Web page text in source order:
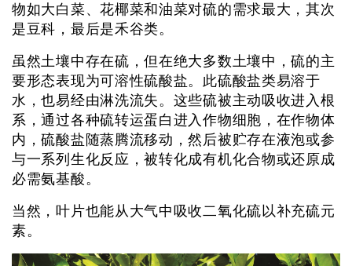
物如大白菜、花椰菜和油菜对硫的需求最大，其次
是豆科，最后是禾谷类。
虽然土壤中存在硫，但在绝大多数土壤中，硫的主
要形态表现为可溶性硫酸盐。此硫酸盐类易溶于
水，也易经由淋洗流失。这些硫被主动吸收进入根
系，通过各种硫转运蛋白进入作物细胞，在作物体
内，硫酸盐随蒸腾流移动，然后被贮存在液泡或参
与一系列生化反应，被转化成有机化合物或还原成
必需氨基酸。
当然，叶片也能从大气中吸收二氧化硫以补充硫元
素。